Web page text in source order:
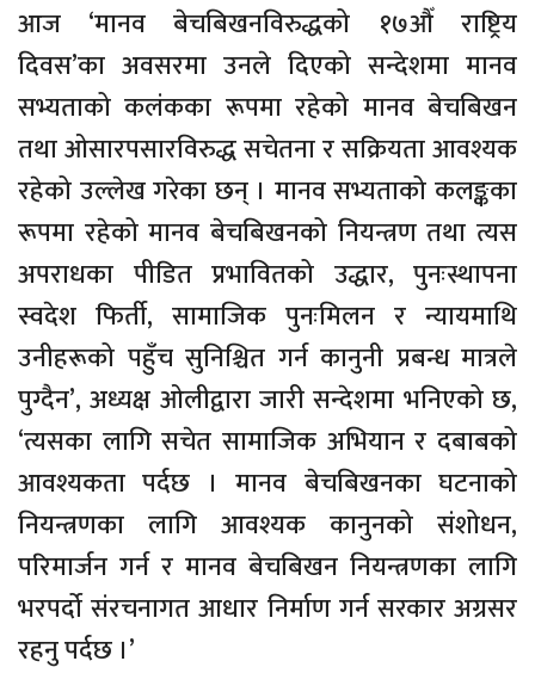
आज ‘मानव बेचबिखनविरुद्धको १७औँ राष्ट्रिय
दिवस’का अवसरमा उनले दिएको सन्देशमा मानव
सभ्यताको कलंकका रूपमा रहेको मानव बेचबिखन
तथा ओसारपसारविरुद्ध सचेतना र सक्रियता आवश्यक
रहेको उल्लेख गरेका छन् । मानव सभ्यताको कलङ्कका
रूपमा रहेको मानव बेचबिखनको नियन्त्रण तथा त्यस
अपराधका पीडित प्रभावितको उद्धार, पुनःस्थापना
स्वदेश फिर्ती, सामाजिक पुनःमिलन र न्यायमाथि
उनीहरूको पहुँच सुनिश्चित गर्न कानुनी प्रबन्ध मात्रले
पुग्दैन’, अध्यक्ष ओलीद्वारा जारी सन्देशमा भनिएको छ,
‘त्यसका लागि सचेत सामाजिक अभियान र दबाबको
आवश्यकता पर्दछ । मानव बेचबिखनका घटनाको
नियन्त्रणका लागि आवश्यक कानुनको संशोधन,
परिमार्जन गर्न र मानव बेचबिखन नियन्त्रणका लागि
भरपर्दो संरचनागत आधार निर्माण गर्न सरकार अग्रसर
रहनु पर्दछ ।’